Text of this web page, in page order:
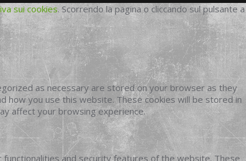
sui cookies. Scorrendo la pagina o cliccando sul pulsante a
as necessary are stored on your browser as they
how you use this website. These cookies will be stored in
affect your browsing experience.
and security features of the website. These